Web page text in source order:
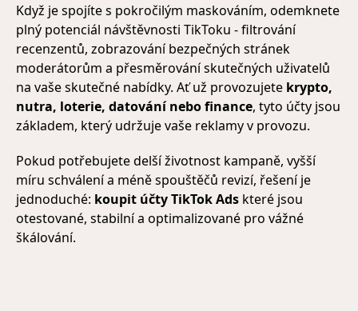
Když je spojíte s pokročilým maskováním, odemknete
plný potenciál návštěvnosti TikToku - filtrování
recenzentů, zobrazování bezpečných stránek
moderátorům a přesměrování skutečných uživatelů
na vaše skutečné nabídky. Ať už provozujete krypto,
nutra, loterie, datování nebo finance, tyto účty jsou
základem, který udržuje vaše reklamy v provozu.
Pokud potřebujete delší životnost kampaně, vyšší
míru schválení a méně spouštěčů revizí, řešení je
jednoduché: koupit účty TikTok Ads které jsou
otestované, stabilní a optimalizované pro vážné
škálování.